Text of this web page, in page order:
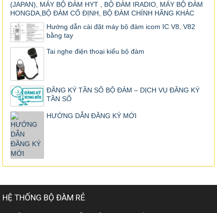
(JAPAN), MÁY BỘ ĐÀM HYT , BỘ ĐÀM IRADIO, MÁY BỘ ĐÀM
HONGDA,BỘ ĐÀM CỐ ĐỊNH, BỘ ĐÀM CHÍNH HÃNG KHÁC
Hướng dẫn cài đặt máy bộ đàm icom IC V8, V82
bằng tay
Tai nghe điện thoại kiểu bộ đàm
ĐĂNG KÝ TẦN SỐ BỘ ĐÀM – DỊCH VỤ ĐĂNG KÝ
TẦN SỐ
HƯỚNG DẪN ĐĂNG KÝ MỚI
HỆ THỐNG BỘ ĐÀM RẺ